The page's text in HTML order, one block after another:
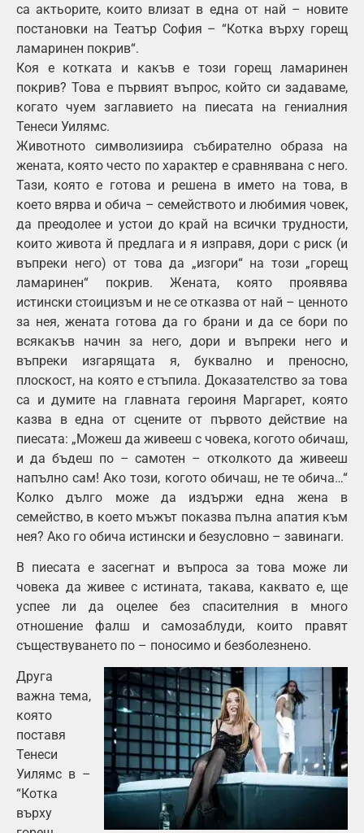
са актьорите, които влизат в една от най – новите
постановки на Театър София – “Котка върху горещ
ламаринен покрив“.
Коя е котката и какъв е този горещ ламаринен
покрив? Това е първият въпрос, който си задаваме,
когато чуем заглавието на пиесата на гениалния
Тенеси Уилямс.
Животното символизиира събирателно образа на
жената, която често по характер е сравнявана с него.
Тази, която е готова и решена в името на това, в
което вярва и обича – семейството и любимия човек,
да преодолее и устои до край на всички трудности,
които живота й предлага и я изправя, дори с риск (и
въпреки него) от това да „изгори“ на този „горещ
ламаринен“ покрив. Жената, която проявява
истински стоицизъм и не се отказва от най – ценното
за нея, жената готова да го брани и да се бори по
всякакъв начин за него, дори и въпреки него и
въпреки изгарящата я, буквално и преносно,
плоскост, на която е стъпила. Доказателство за това
са и думите на главната героиня Маргарет, която
казва в една от сцените от първото действие на
пиесата: „Можеш да живееш с човека, когото обичаш,
и да бъдеш по – самотен – отколкото да живееш
напълно сам! Ако този, когото обичаш, не те обича…“
Колко дълго може да издържи една жена в
семейство, в което мъжът показва пълна апатия към
нея? Ако го обича истински и безусловно – завинаги.
В пиесата е засегнат и въпроса за това може ли
човека да живее с истината, такава, каквато е, ще
успее ли да оцелее без спасителния в много
отношение фалш и самозаблуди, които правят
съществуването по – поносимо и безболезнено.
Друга
важна тема,
която
поставя
Тенеси
Уилямс в –
“Котка
върху